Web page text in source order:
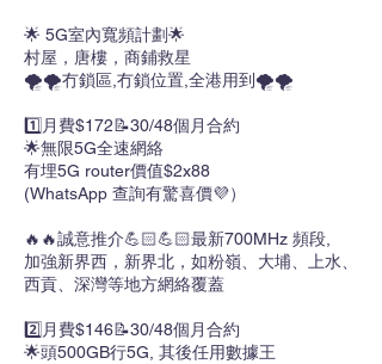
🌟 5G室內寬頻計劃🌟
村屋，唐樓，商鋪救星
🌪️🌪️冇鎖區,冇鎖位置,全港用到🌪️🌪️
1️⃣月費$172📝30/48個月合約
🌟無限5G全速網絡
有埋5G router價值$2x88
(WhatsApp 查詢有驚喜價💜）
🔥🔥誠意推介💪🏻💪🏻最新700MHz 頻段,
加強新界西，新界北，如粉嶺、大埔、上水、
西貢、深灣等地方網絡覆蓋
2️⃣月費$146📝30/48個月合約
🌟頭500GB行5G, 其後任用數據王